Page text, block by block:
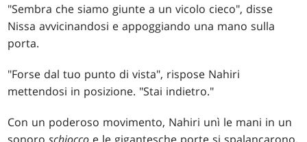
"Sembra che siamo giunte a un vicolo cieco", disse
Nissa avvicinandosi e appoggiando una mano sulla
porta.
"Forse dal tuo punto di vista", rispose Nahiri
mettendosi in posizione. "Stai indietro."
Con un poderoso movimento, Nahiri unì le mani in un